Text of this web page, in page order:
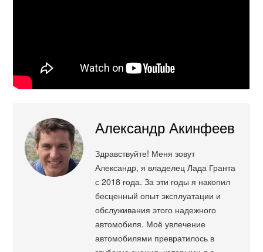
Александр Акинфеев
Здравствуйте! Меня зовут
Александр, я владелец Лада Гранта
с 2018 года. За эти годы я накопил
бесценный опыт эксплуатации и
обслуживания этого надежного
автомобиля. Моё увлечение
автомобилями превратилось в